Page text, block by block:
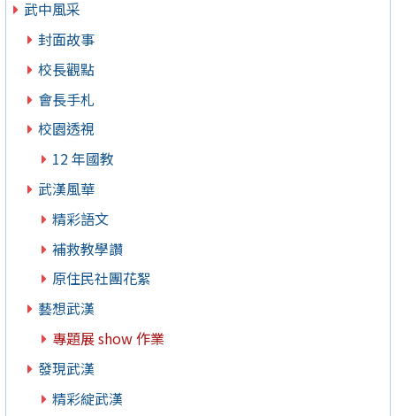
武中風采
封面故事
校長觀點
會長手札
校園透視
12 年國教
武漢風華
精彩語文
補救教學讚
原住民社團花絮
藝想武漢
專題展 show 作業
發現武漢
精彩綻武漢